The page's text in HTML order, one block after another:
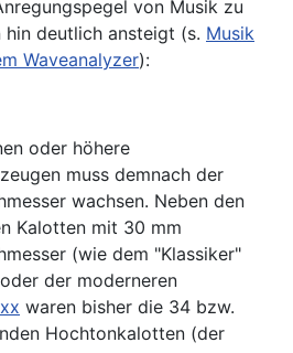
von Musik zu
hin deutlich ansteigt (s. Musik
Waveanalyzer):
oder höhere
muss demnach der
wachsen. Neben den
Kalotten mit 30 mm
(wie dem "Klassiker"
oder der moderneren
waren bisher die 34 bzw.
Hochtonkalotten (der